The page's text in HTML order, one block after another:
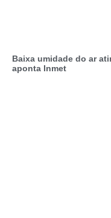
Baixa umidade do ar
aponta Inmet